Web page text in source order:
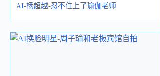
AI-杨超越-忍不住上了瑜伽老师